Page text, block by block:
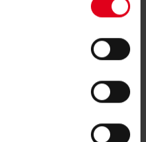
per P15KFM?
contatta il
di zona.